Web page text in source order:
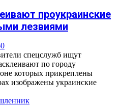
проукраинские
лезвиями
0
спецслужб ищут
по городу
которых прикреплены
изображены украинские